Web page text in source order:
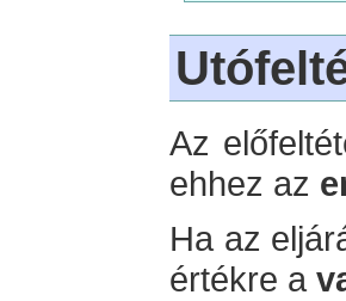
Az
ehhez az
Ha az
értékre a